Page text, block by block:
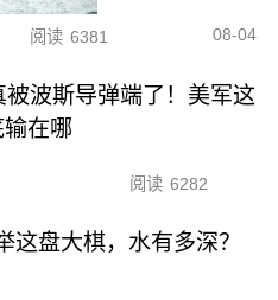
阅读 6381 08-04
被波斯导弹端了！美军这
在哪
阅读 6282
这盘大棋，水有多深？